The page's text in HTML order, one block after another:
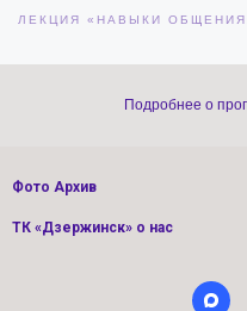
Подробнее о
Фото Архив
ТК «Дзержинск» о нас